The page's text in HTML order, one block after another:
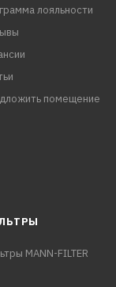
лояльности
помещение
MANN-FILTER